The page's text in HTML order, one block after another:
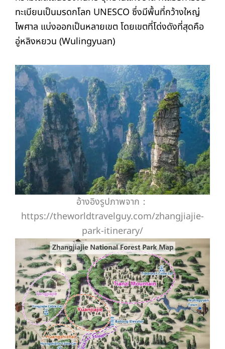
ทะเบียนเป็นมรดกโลก UNESCO ซึ่งมีพื้นที่กว้างใหญ่
ไพศาล แบ่งออกเป็นหลายเขต โดยเขตที่โด่งดังที่สุดคือ
อู่หลิงหยวน (Wulingyuan)
อ้างอิงรูปภาพจาก：
https://theworldtravelguy.com/zhangjiajie-
park-itinerary/